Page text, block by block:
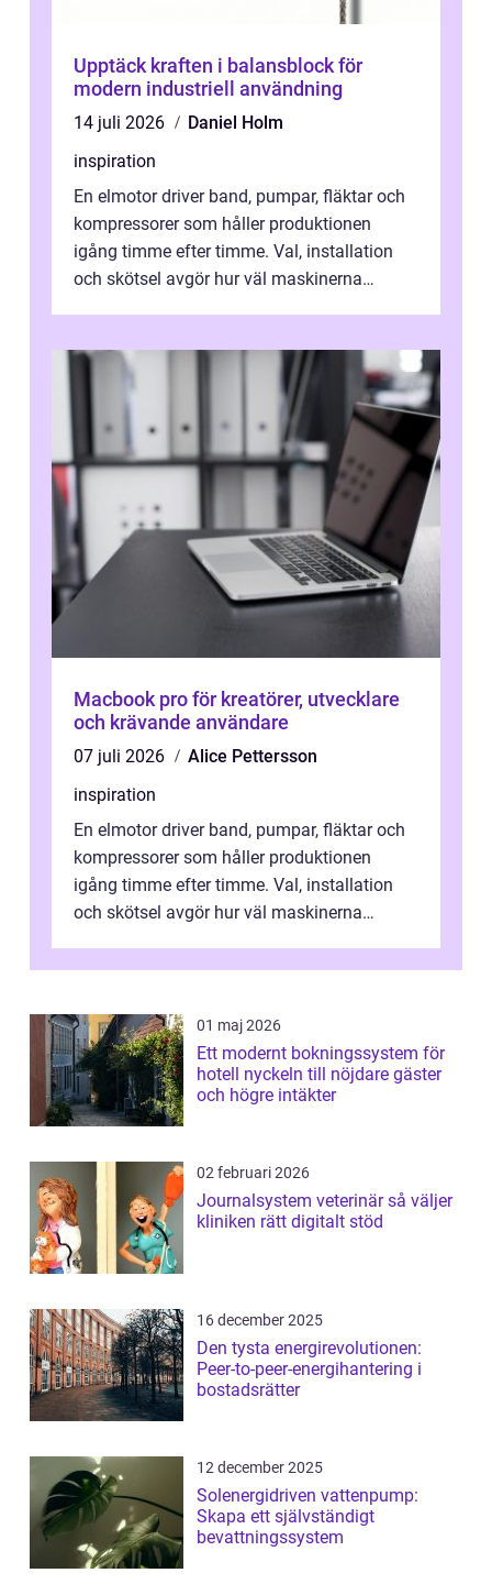
Upptäck kraften i balansblock för
modern industriell användning
14 juli 2026
Daniel Holm
inspiration
En elmotor driver band, pumpar, fläktar och
kompressorer som håller produktionen
igång timme efter timme. Val, installation
och skötsel avgör hur väl maskinerna
Macbook pro för kreatörer, utvecklare
och krävande användare
07 juli 2026
Alice Pettersson
inspiration
En elmotor driver band, pumpar, fläktar och
kompressorer som håller produktionen
igång timme efter timme. Val, installation
och skötsel avgör hur väl maskinerna
01 maj 2026
Ett modernt bokningssystem för
hotell nyckeln till nöjdare gäster
och högre intäkter
02 februari 2026
Journalsystem veterinär så väljer
kliniken rätt digitalt stöd
16 december 2025
Den tysta energirevolutionen:
Peer-to-peer-energihantering i
bostadsrätter
12 december 2025
Solenergidriven vattenpump:
Skapa ett självständigt
bevattningssystem